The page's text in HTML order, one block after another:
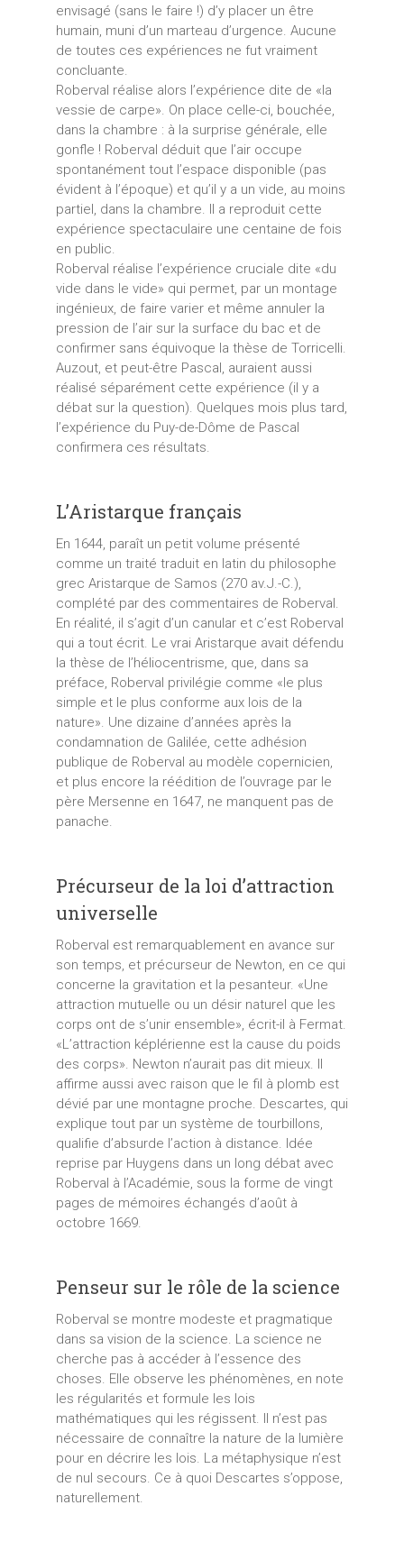
envisagé (sans le faire !) d’y placer un être
humain, muni d’un marteau d’urgence. Aucune
de toutes ces expériences ne fut vraiment
concluante.
Roberval réalise alors l’expérience dite de «la
vessie de carpe». On place celle-ci, bouchée,
dans la chambre : à la surprise générale, elle
gonfle ! Roberval déduit que l’air occupe
spontanément tout l’espace disponible (pas
évident à l’époque) et qu’il y a un vide, au moins
partiel, dans la chambre. Il a reproduit cette
expérience spectaculaire une centaine de fois
en public.
Roberval réalise l’expérience cruciale dite «du
vide dans le vide» qui permet, par un montage
ingénieux, de faire varier et même annuler la
pression de l’air sur la surface du bac et de
confirmer sans équivoque la thèse de Torricelli.
Auzout, et peut-être Pascal, auraient aussi
réalisé séparément cette expérience (il y a
débat sur la question). Quelques mois plus tard,
l’expérience du Puy-de-Dôme de Pascal
confirmera ces résultats.
L’Aristarque français
En 1644, paraît un petit volume présenté
comme un traité traduit en latin du philosophe
grec Aristarque de Samos (270 av.J.-C.),
complété par des commentaires de Roberval.
En réalité, il s’agit d’un canular et c’est Roberval
qui a tout écrit. Le vrai Aristarque avait défendu
la thèse de l’héliocentrisme, que, dans sa
préface, Roberval privilégie comme «le plus
simple et le plus conforme aux lois de la
nature». Une dizaine d’années après la
condamnation de Galilée, cette adhésion
publique de Roberval au modèle copernicien,
et plus encore la réédition de l’ouvrage par le
père Mersenne en 1647, ne manquent pas de
panache.
Précurseur de la loi d’attraction
universelle
Roberval est remarquablement en avance sur
son temps, et précurseur de Newton, en ce qui
concerne la gravitation et la pesanteur. «Une
attraction mutuelle ou un désir naturel que les
corps ont de s’unir ensemble», écrit-il à Fermat.
«L’attraction képlérienne est la cause du poids
des corps». Newton n’aurait pas dit mieux. Il
affirme aussi avec raison que le fil à plomb est
dévié par une montagne proche. Descartes, qui
explique tout par un système de tourbillons,
qualifie d’absurde l’action à distance. Idée
reprise par Huygens dans un long débat avec
Roberval à l’Académie, sous la forme de vingt
pages de mémoires échangés d’août à
octobre 1669.
Penseur sur le rôle de la science
Roberval se montre modeste et pragmatique
dans sa vision de la science. La science ne
cherche pas à accéder à l’essence des
choses. Elle observe les phénomènes, en note
les régularités et formule les lois
mathématiques qui les régissent. Il n’est pas
nécessaire de connaître la nature de la lumière
pour en décrire les lois. La métaphysique n’est
de nul secours. Ce à quoi Descartes s’oppose,
naturellement.